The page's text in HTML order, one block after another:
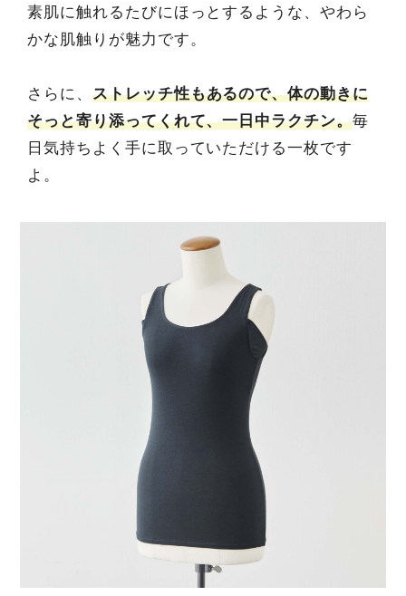
素肌に触れるたびにほっとするような、やわら
かな肌触りが魅力です。
さらに、 ストレッチ性もあるので、体の動きに
そっと寄り添ってくれて、一日中ラクチン。毎
日気持ちよく手に取っていただける一枚です
よ。